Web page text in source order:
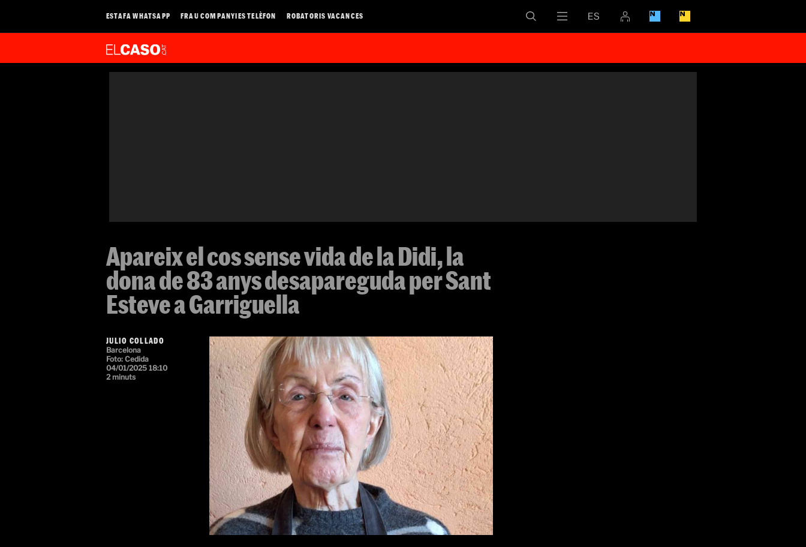
ESTAFA WHATSAPP FRAU COMPANYIES TELÈFON ROBATORIS VACANCES
Apareix el cos sense vida de la Didi, la
dona de 83 anys desapareguda per Sant
Esteve a Garriguella
JULIO COLLADO
Barcelona
Foto: Cedida
04/01/2025 18:10
2 minuts